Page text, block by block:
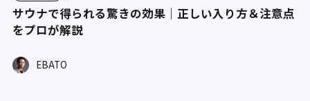
サウナで得られる驚きの効果｜正しい入り方＆注意点
をプロが解説
EBATO